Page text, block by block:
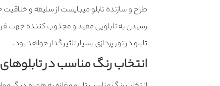
طراح و سازنده تابلو میبایست از سلیقه و
رسیدن به تابلویی مفید و مجذوب کننده جهت
تابلو در نور پردازی بسیار تاثیر گذار خواهد بود.
انتخاب رنگ مناسب در